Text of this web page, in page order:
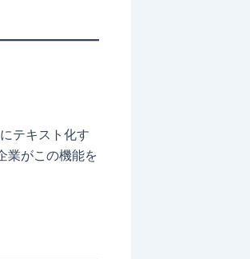
テキスト化す
業がこの機能を